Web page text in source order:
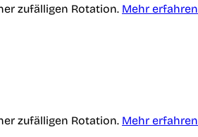
zufälligen Rotation. Mehr erfahren
zufälligen Rotation. Mehr erfahren